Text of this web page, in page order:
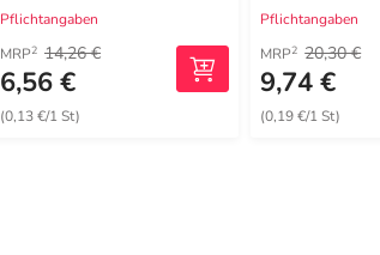
Pflichtangaben
MRP2 14,26 €
6,56 €
(0,13 €/1 St)
Pflichtangaben
MRP2 20,30 €
9,74 €
(0,19 €/1 St)